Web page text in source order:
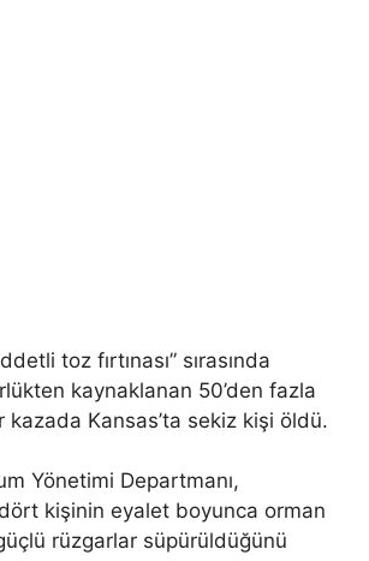
toz fırtınası” sırasında
kaynaklanan 50’den fazla
kazada Kansas’ta sekiz kişi öldü.
Yönetimi Departmanı,
kişinin eyalet boyunca orman
rüzgarlar süpürüldüğünü